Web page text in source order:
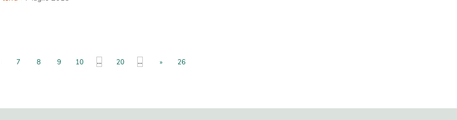
7 8 9 10 ... 20 ... » 26